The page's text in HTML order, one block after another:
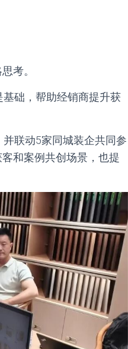
考。
础，帮助经销商提升获
联动5家同城装企共同参
和案例共创场景，也提